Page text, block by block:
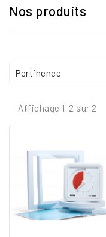
Nos produits
Pertinence
Affichage 1-2 sur 2